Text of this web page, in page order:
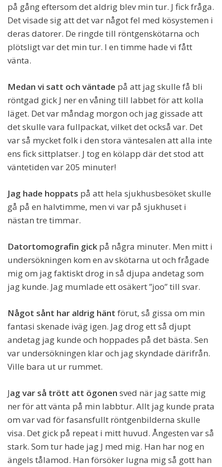
på gång eftersom det aldrig blev min tur. J fick fråga.
Det visade sig att det var något fel med kösystemen i
deras datorer. De ringde till röntgenskötarna och
plötsligt var det min tur. I en timme hade vi fått
vänta.
Medan vi satt och väntade på att jag skulle få bli
röntgad gick J ner en våning till labbet för att kolla
läget. Det var måndag morgon och jag gissade att
det skulle vara fullpackat, vilket det också var. Det
var så mycket folk i den stora väntesalen att alla inte
ens fick sittplatser. J tog en kölapp där det stod att
väntetiden var 205 minuter!
Jag hade hoppats på att hela sjukhusbesöket skulle
gå på en halvtimme, men vi var på sjukhuset i
nästan tre timmar.
Datortomografin gick på några minuter. Men mitt i
undersökningen kom en av skötarna ut och frågade
mig om jag faktiskt drog in så djupa andetag som
jag kunde. Jag mumlade ett osäkert ”joo” till svar.
Något sånt har aldrig hänt förut, så gissa om min
fantasi skenade iväg igen. Jag drog ett så djupt
andetag jag kunde och hoppades på det bästa. Sen
var undersökningen klar och jag skyndade därifrån.
Ville bara ut ur rummet.
Jag var så trött att ögonen sved när jag satte mig
ner för att vänta på min labbtur. Allt jag kunde prata
om var vad för fasansfullt röntgenbilderna skulle
visa. Det gick på repeat i mitt huvud. Ångesten var så
stark. Som tur hade jag J med mig. Han har nog en
ängels tålamod. Han försöker lugna mig så gott han